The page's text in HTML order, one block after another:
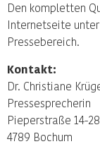
Den kompletten
Internetseite unter
Pressebereich.
Kontakt:
Dr. Christiane
Pressesprecherin
Pieperstraße 14-28
4789 Bochum